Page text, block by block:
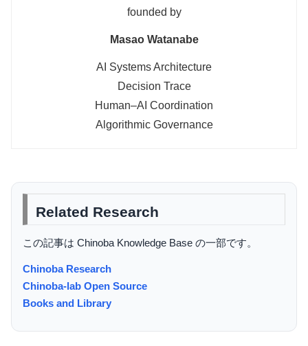
founded by
Masao Watanabe
AI Systems Architecture
Decision Trace
Human–AI Coordination
Algorithmic Governance
Related Research
この記事は Chinoba Knowledge Base の一部です。
Chinoba Research
Chinoba-lab Open Source
Books and Library